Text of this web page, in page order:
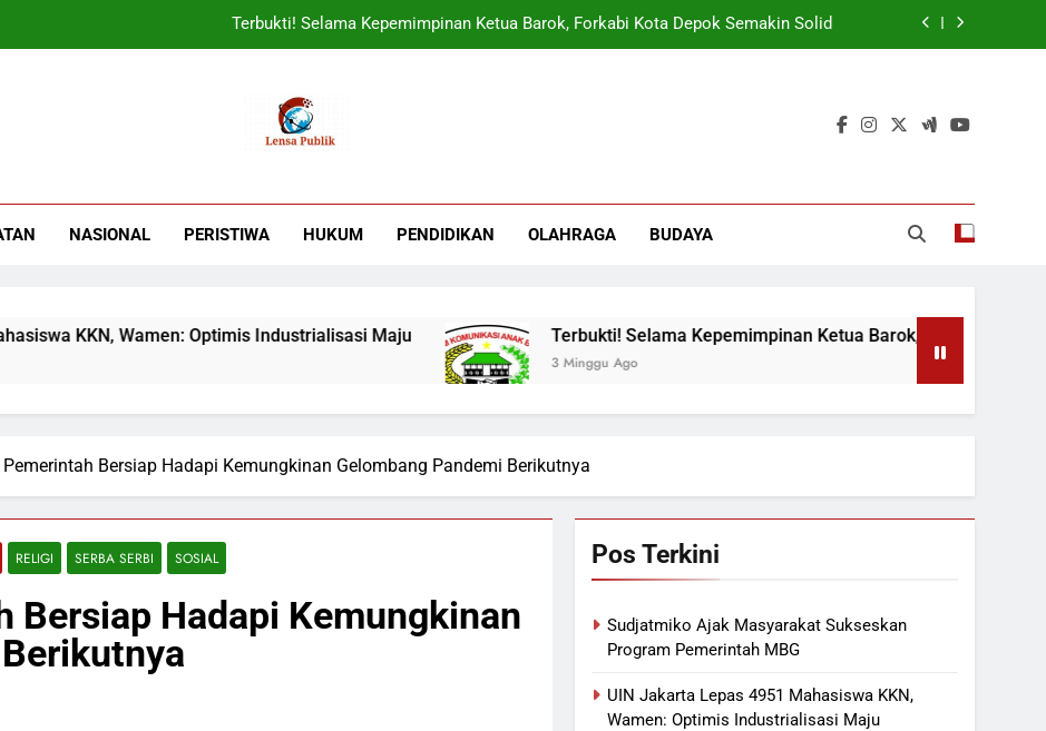
Terbukti! Selama Kepemimpinan Ketua Barok, Forkabi Kota Depok Semakin Solid
NASIONAL PERISTIWA HUKUM PENDIDIKAN OLAHRAGA BUDAYA
Wamen: Optimis Industrialisasi Maju Terbukti! Selama Kepemimpinan Ketua Barok, Forkabi Kota Depok
3 Minggu Ago
Bersiap Hadapi Kemungkinan Gelombang Pandemi Berikutnya
RELIGI SERBA SERBI SOSIAL
Bersiap Hadapi Kemungkinan
Pos Terkini
Sudjatmiko Ajak Masyarakat Sukseskan
Program Pemerintah MBG
UIN Jakarta Lepas 4951 Mahasiswa KKN,
Wamen: Optimis Industrialisasi Maju